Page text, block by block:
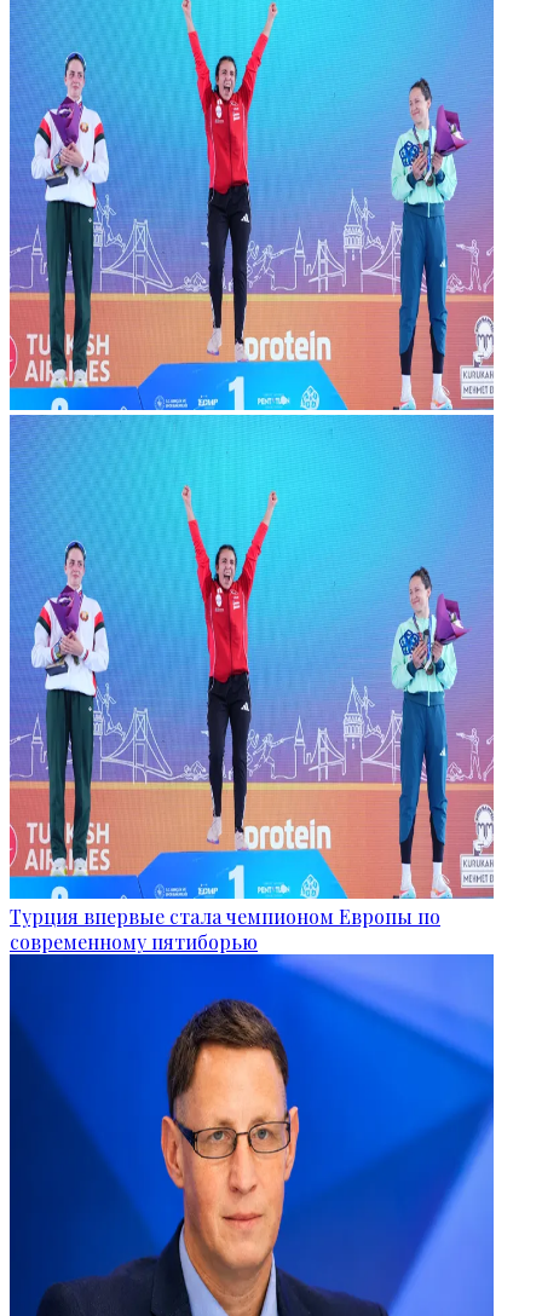
Турция впервые стала чемпионом Европы по
современному пятиборью